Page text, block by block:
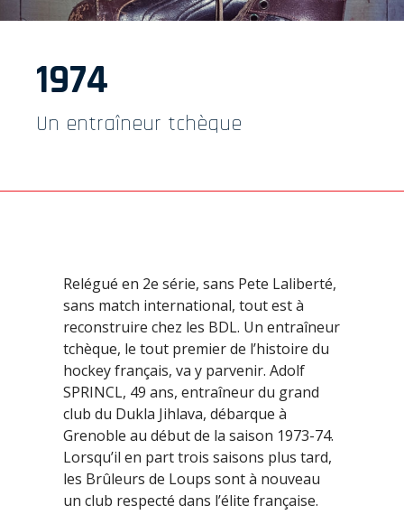
1974
Un entraîneur tchèque
Relégué en 2e série, sans Pete Laliberté,
sans match international, tout est à
reconstruire chez les BDL. Un entraîneur
tchèque, le tout premier de l’histoire du
hockey français, va y parvenir. Adolf
SPRINCL, 49 ans, entraîneur du grand
club du Dukla Jihlava, débarque à
Grenoble au début de la saison 1973-74.
Lorsqu’il en part trois saisons plus tard,
les Brûleurs de Loups sont à nouveau
un club respecté dans l’élite française.